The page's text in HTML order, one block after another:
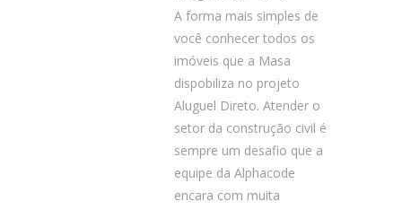
A forma mais simples de
você conhecer todos os
imóveis que a Masa
dispobiliza no projeto
Aluguel Direto. Atender o
setor da construção civil é
sempre um desafio que a
equipe da Alphacode
encara com muita